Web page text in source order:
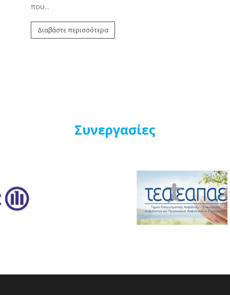
που...
Διαβάστε περισσότερα
Συνεργασίες